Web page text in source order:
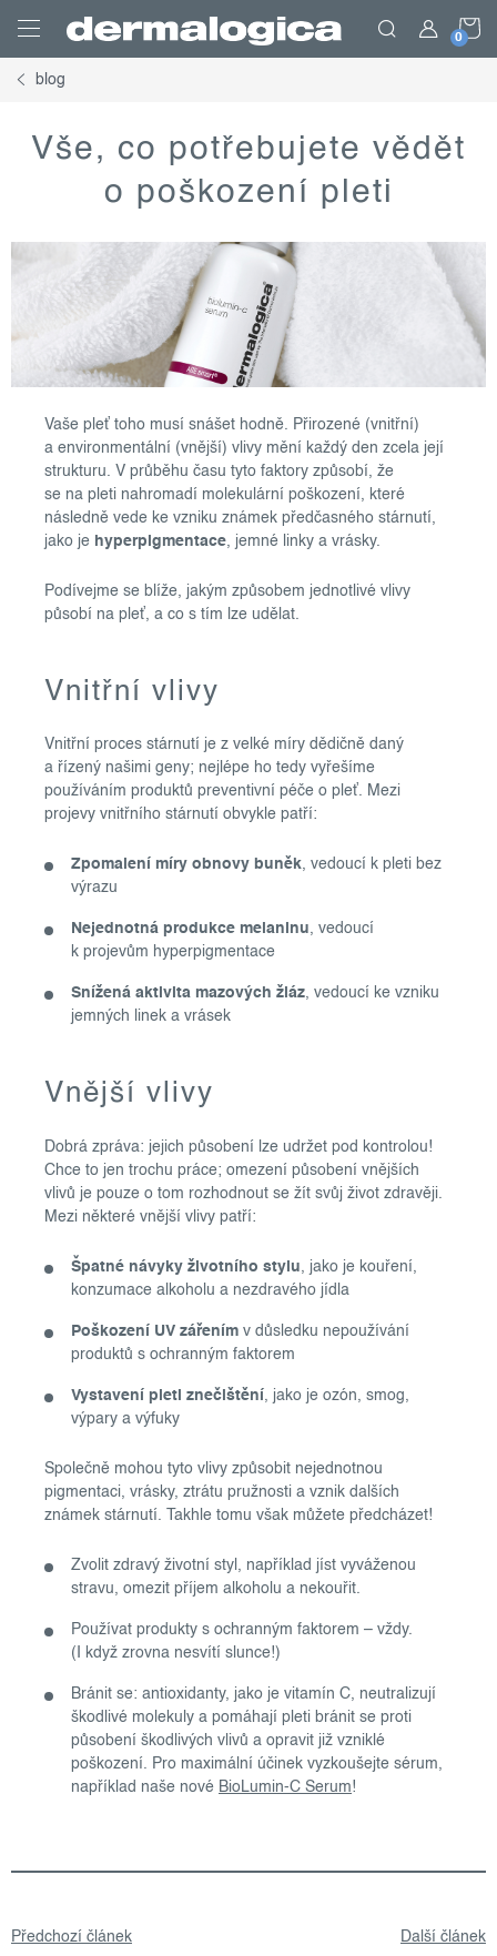
obsah
blog
Vše, co potřebujete vědět
o poškození pleti
Vaše pleť toho musí snášet hodně. Přirozené (vnitřní)
a environmentální (vnější) vlivy mění každý den zcela její
strukturu. V průběhu času tyto faktory způsobí, že
se na pleti nahromadí molekulární poškození, které
následně vede ke vzniku známek předčasného stárnutí,
jako je hyperpigmentace, jemné linky a vrásky.
Podívejme se blíže, jakým způsobem jednotlivé vlivy
působí na pleť, a co s tím lze udělat.
Vnitřní vlivy
Vnitřní proces stárnutí je z velké míry dědičně daný
a řízený našimi geny; nejlépe ho tedy vyřešíme
používáním produktů preventivní péče o pleť. Mezi
projevy vnitřního stárnutí obvykle patří:
Zpomalení míry obnovy buněk, vedoucí k pleti bez
výrazu
Nejednotná produkce melaninu, vedoucí
k projevům hyperpigmentace
Snížená aktivita mazových žláz, vedoucí ke vzniku
jemných linek a vrásek
Vnější vlivy
Dobrá zpráva: jejich působení lze udržet pod kontrolou!
Chce to jen trochu práce; omezení působení vnějších
vlivů je pouze o tom rozhodnout se žít svůj život zdravěji.
Mezi některé vnější vlivy patří:
Špatné návyky životního stylu, jako je kouření,
konzumace alkoholu a nezdravého jídla
Poškození UV zářením v důsledku nepoužívání
produktů s ochranným faktorem
Vystavení pleti znečištění, jako je ozón, smog,
výpary a výfuky
Společně mohou tyto vlivy způsobit nejednotnou
pigmentaci, vrásky, ztrátu pružnosti a vznik dalších
známek stárnutí. Takhle tomu však můžete předcházet!
Zvolit zdravý životní styl, například jíst vyváženou
stravu, omezit příjem alkoholu a nekouřit.
Používat produkty s ochranným faktorem – vždy.
(I když zrovna nesvítí slunce!)
Bránit se: antioxidanty, jako je vitamín C, neutralizují
škodlivé molekuly a pomáhají pleti bránit se proti
působení škodlivých vlivů a opravit již vzniklé
poškození. Pro maximální účinek vyzkoušejte sérum,
například naše nové BioLumin-C Serum!
Předchozí článek Další článek